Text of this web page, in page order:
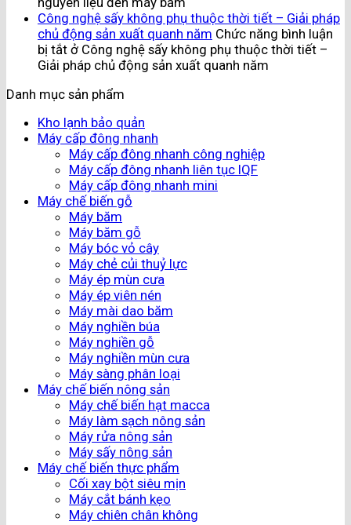
Công nghệ sấy không phụ thuộc thời tiết – Giải pháp
chủ động sản xuất quanh năm Chức năng bình luận
bị tắt ở Công nghệ sấy không phụ thuộc thời tiết –
Giải pháp chủ động sản xuất quanh năm
Danh mục sản phẩm
Kho lạnh bảo quản
Máy cấp đông nhanh
Máy cấp đông nhanh công nghiệp
Máy cấp đông nhanh liên tục IQF
Máy cấp đông nhanh mini
Máy chế biến gỗ
Máy băm
Máy băm gỗ
Máy bóc vỏ cây
Máy chẻ củi thuỷ lực
Máy ép mùn cưa
Máy ép viên nén
Máy mài dao băm
Máy nghiền búa
Máy nghiền gỗ
Máy nghiền mùn cưa
Máy sàng phân loại
Máy chế biến nông sản
Máy chế biến hạt macca
Máy làm sạch nông sản
Máy rửa nông sản
Máy sấy nông sản
Máy chế biến thực phẩm
Cối xay bột siêu mịn
Máy cắt bánh kẹo
Máy chiên chân không